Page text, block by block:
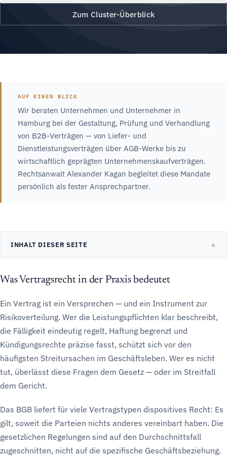
Zum Cluster-Überblick
AUF EINEN BLICK
Wir beraten Unternehmen und Unternehmer in
Hamburg bei der Gestaltung, Prüfung und Verhandlung
von B2B-Verträgen — von Liefer- und
Dienstleistungsverträgen über AGB-Werke bis zu
wirtschaftlich geprägten Unternehmenskaufverträgen.
Rechtsanwalt Alexander Kagan begleitet diese Mandate
persönlich als fester Ansprechpartner.
INHALT DIESER SEITE
Was Vertragsrecht in der Praxis bedeutet
Ein Vertrag ist ein Versprechen — und ein Instrument zur
Risikoverteilung. Wer die Leistungspflichten klar beschreibt,
die Fälligkeit eindeutig regelt, Haftung begrenzt und
Kündigungsrechte präzise fasst, schützt sich vor den
häufigsten Streitursachen im Geschäftsleben. Wer es nicht
tut, überlässt diese Fragen dem Gesetz — oder im Streitfall
dem Gericht.
Das BGB liefert für viele Vertragstypen dispositives Recht: Es
gilt, soweit die Parteien nichts anderes vereinbart haben. Die
gesetzlichen Regelungen sind auf den Durchschnittsfall
zugeschnitten, nicht auf die spezifische Geschäftsbeziehung.